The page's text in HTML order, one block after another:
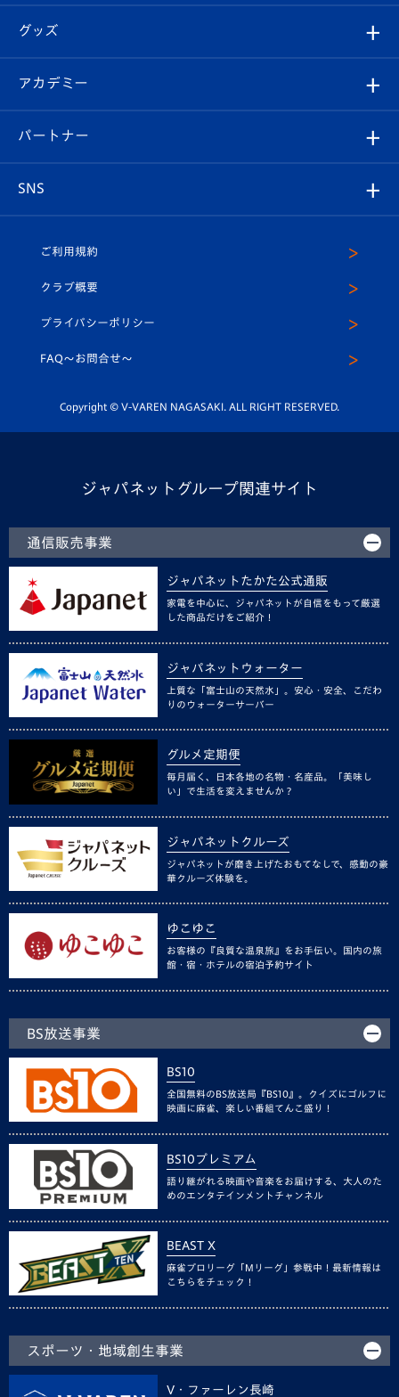
チケット
イベント
メディア
ホームタウン
スタッフプロフィール
マスコット紹介
平和祈念活動
ホームタウン活動
はじめての観戦ガイド
Revive Team
ヴィヴィくんの長崎おもてなしガイド
フォトギャラリー
スタジアムグルメ
チケット
V-LOVERS（ファンクラブ）
プレイヤーズスイート
グッズ
オンラインショップ
店舗情報
アカデミー
育成からのお知らせ
U-18
スクール
パートナー
SNS
ヴィヴィくんインスタグラム
公式LINE＠
ご利用規約
クラブ概要
プライバシーポリシー
FAQ〜お問合せ〜
Copyright © V-VAREN NAGASAKI. ALL RIGHT RESERVED.
ジャパネットグループ関連サイト
通信販売事業
ジャパネットたかた公式通販
家電を中心に、ジャパネットが自信をもって厳選
した商品だけをご紹介！
ジャパネットウォーター
上質な「富士山の天然水」。安心・安全、こだわ
りのウォーターサーバー
グルメ定期便
毎月届く、日本各地の名物・名産品。「美味し
い」で生活を変えませんか？
ジャパネットクルーズ
ジャパネットが磨き上げたおもてなしで、感動の豪
華クルーズ体験を。
ゆこゆこ
お客様の『良質な温泉旅』をお手伝い。国内の旅
館・宿・ホテルの宿泊予約サイト
BS放送事業
BS10
全国無料のBS放送局『BS10』。クイズにゴルフに
映画に麻雀、楽しい番組てんこ盛り！
BS10プレミアム
語り継がれる映画や音楽をお届けする、大人のた
めのエンタテインメントチャンネル
BEAST X
麻雀プロリーグ「Mリーグ」参戦中！最新情報は
こちらをチェック！
スポーツ・地域創生事業
V・ファーレン長崎